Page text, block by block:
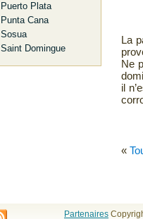
Puerto Plata
Punta Cana
Sosua
Saint Domingue
La
Ne
il
«
Partenaires